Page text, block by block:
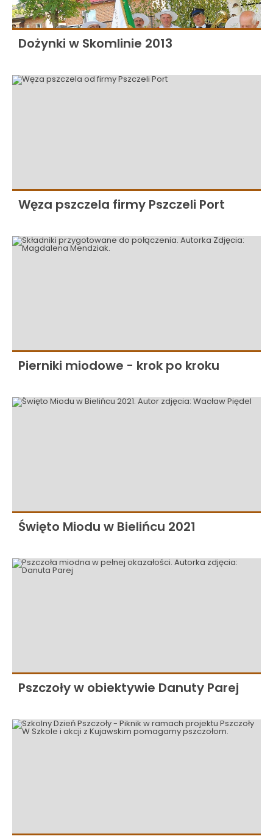
Dożynki w Skomlinie 2013
Węza pszczela firmy Pszczeli Port
Pierniki miodowe - krok po kroku
Święto Miodu w Bielińcu 2021
Pszczoły w obiektywie Danuty Parej